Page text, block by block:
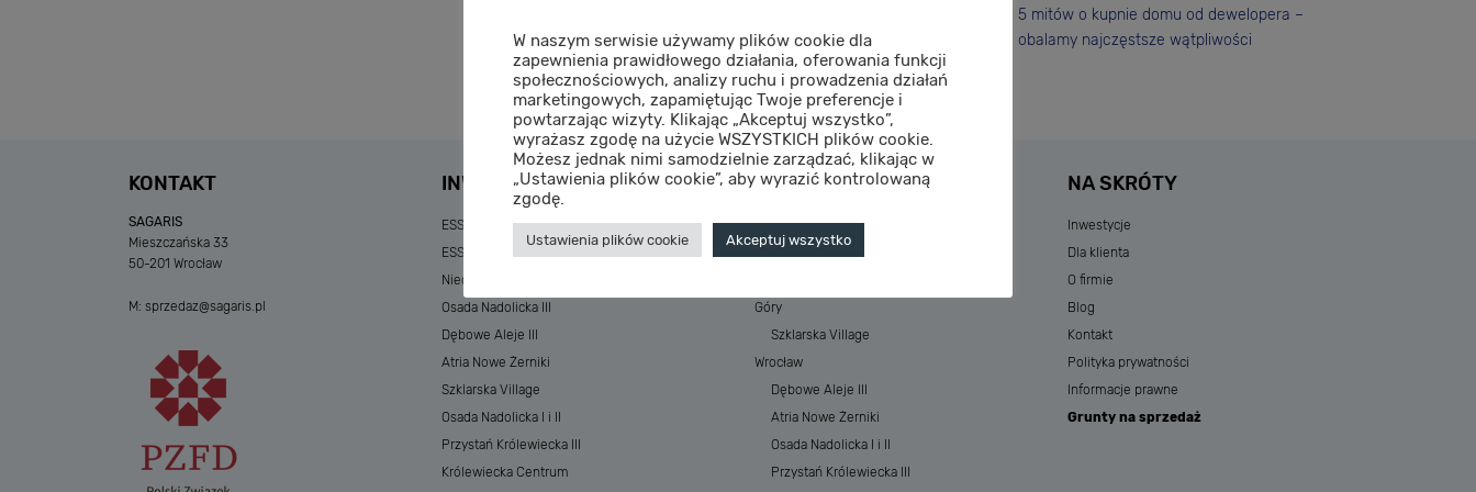
5 mitów o kupnie domu od dewelopera –
obalamy najczęstsze wątpliwości
KONTAKT
SAGARIS
Mieszczańska 33
50-201 Wrocław
M: sprzedaz@sagaris.pl
INWESTYCJE
ESSENSE Baltic Resort&SPA
ESSENSE Baltic Resort&SPA II
Niedziałkowskiego Park
Osada Nadolicka III
Dębowe Aleje III
Atria Nowe Żerniki
Szklarska Village
Osada Nadolicka I i II
Przystań Królewiecka III
Królewiecka Centrum
MIASTA
Morze
Góry
Szklarska Village
Wrocław
Dębowe Aleje III
Atria Nowe Żerniki
Osada Nadolicka I i II
Przystań Królewiecka III
NA SKRÓTY
Inwestycje
Dla klienta
O firmie
Blog
Kontakt
Polityka prywatności
Informacje prawne
Grunty na sprzedaż
W naszym serwisie używamy plików cookie dla
zapewnienia prawidłowego działania, oferowania funkcji
społecznościowych, analizy ruchu i prowadzenia działań
marketingowych, zapamiętując Twoje preferencje i
powtarzając wizyty. Klikając „Akceptuj wszystko”,
wyrażasz zgodę na użycie WSZYSTKICH plików cookie.
Możesz jednak nimi samodzielnie zarządzać, klikając w
„Ustawienia plików cookie”, aby wyrazić kontrolowaną
zgodę.
Ustawienia plików cookie Akceptuj wszystko